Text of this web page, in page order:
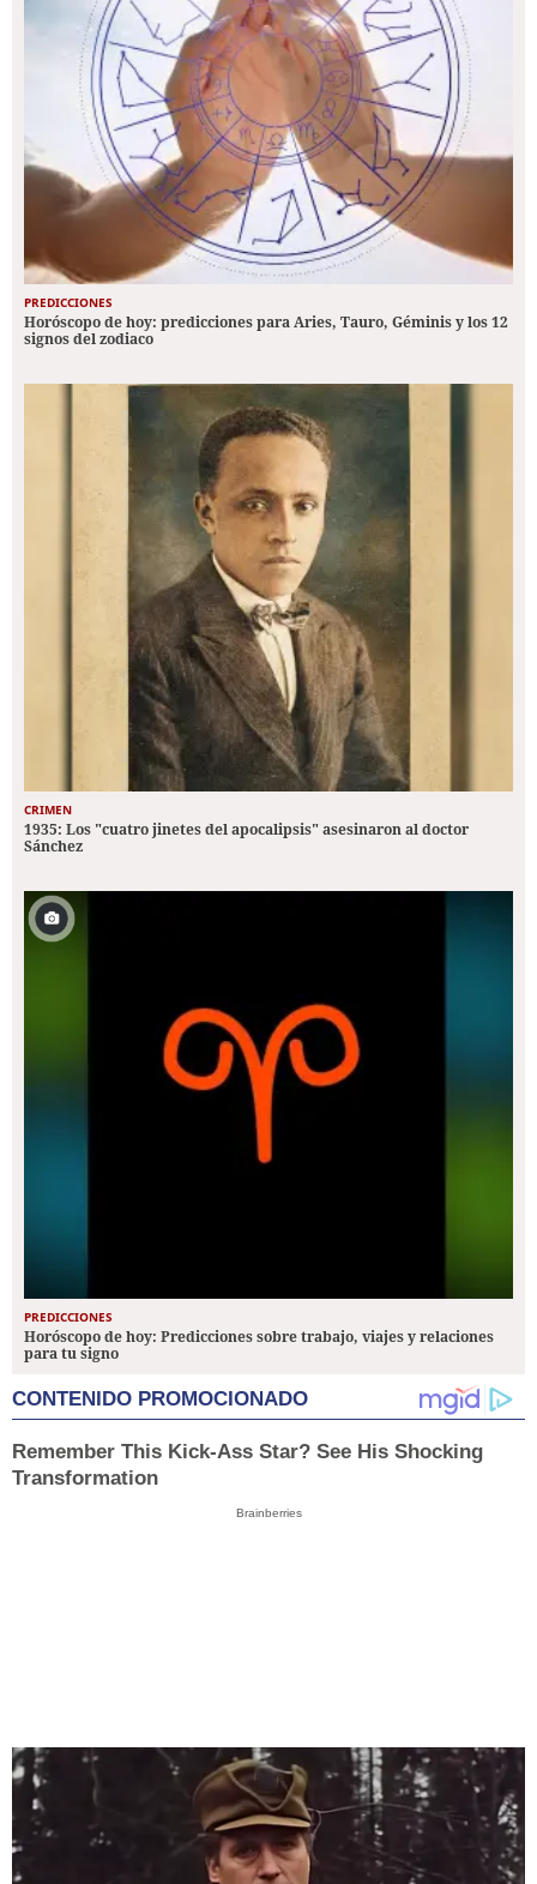
PREDICCIONES
Horóscopo de hoy: predicciones para Aries, Tauro, Géminis y los 12
signos del zodiaco
CRIMEN
1935: Los "cuatro jinetes del apocalipsis" asesinaron al doctor
Sánchez
PREDICCIONES
Horóscopo de hoy: Predicciones sobre trabajo, viajes y relaciones
para tu signo
CONTENIDO PROMOCIONADO
Remember This Kick-Ass Star? See His Shocking
Transformation
Brainberries